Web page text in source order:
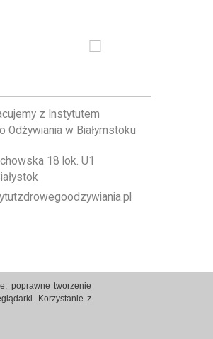
poprawne tworzenie
Korzystanie z
z Instytutem
Odżywiania w Białymstoku
18 lok. U1